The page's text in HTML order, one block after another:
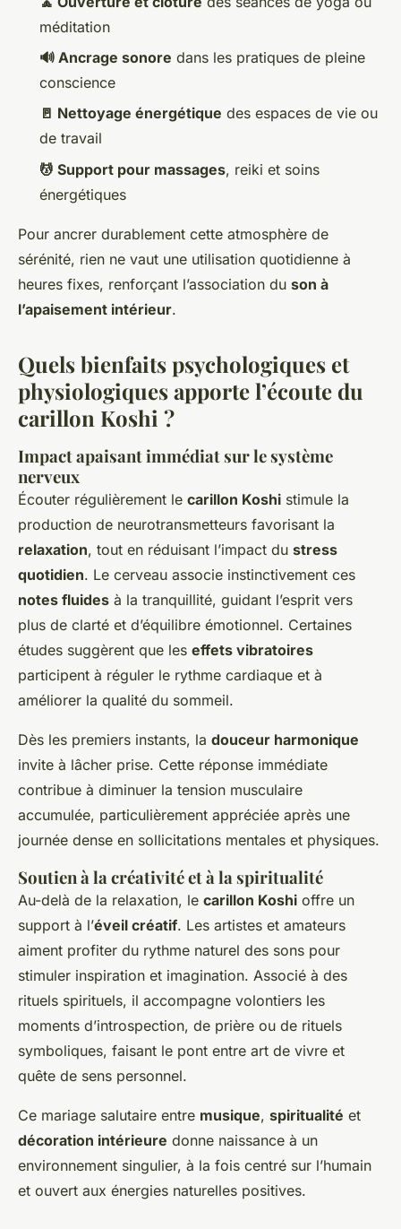
méditation
🔊 Ancrage sonore dans les pratiques de pleine
conscience
🚪 Nettoyage énergétique des espaces de vie ou
de travail
💆 Support pour massages, reiki et soins
énergétiques
Pour ancrer durablement cette atmosphère de
sérénité, rien ne vaut une utilisation quotidienne à
heures fixes, renforçant l’association du son à
l’apaisement intérieur.
Quels bienfaits psychologiques et
physiologiques apporte l’écoute du
carillon Koshi ?
Impact apaisant immédiat sur le système
nerveux
Écouter régulièrement le carillon Koshi stimule la
production de neurotransmetteurs favorisant la
relaxation, tout en réduisant l’impact du stress
quotidien. Le cerveau associe instinctivement ces
notes fluides à la tranquillité, guidant l’esprit vers
plus de clarté et d’équilibre émotionnel. Certaines
études suggèrent que les effets vibratoires
participent à réguler le rythme cardiaque et à
améliorer la qualité du sommeil.
Dès les premiers instants, la douceur harmonique
invite à lâcher prise. Cette réponse immédiate
contribue à diminuer la tension musculaire
accumulée, particulièrement appréciée après une
journée dense en sollicitations mentales et physiques.
Soutien à la créativité et à la spiritualité
Au-delà de la relaxation, le carillon Koshi offre un
support à l’éveil créatif. Les artistes et amateurs
aiment profiter du rythme naturel des sons pour
stimuler inspiration et imagination. Associé à des
rituels spirituels, il accompagne volontiers les
moments d’introspection, de prière ou de rituels
symboliques, faisant le pont entre art de vivre et
quête de sens personnel.
Ce mariage salutaire entre musique, spiritualité et
décoration intérieure donne naissance à un
environnement singulier, à la fois centré sur l’humain
et ouvert aux énergies naturelles positives.